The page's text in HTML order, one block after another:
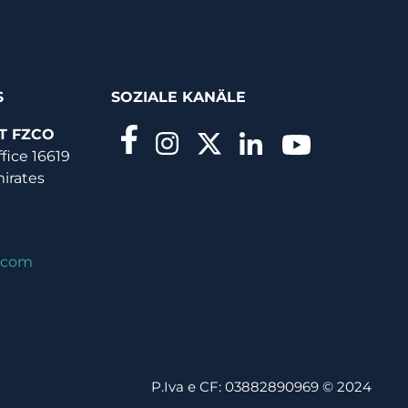
FZCO
16619
SOZIALE KANÄLE
P.Iva e CF: 03882890969 © 2024